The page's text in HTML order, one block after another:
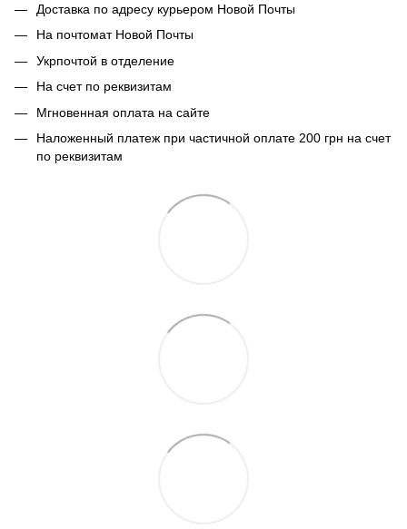
Доставка по адресу курьером Новой Почты
На почтомат Новой Почты
Укрпочтой в отделение
На счет по реквизитам
Мгновенная оплата на сайте
Наложенный платеж при частичной оплате 200 грн на счет
по реквизитам